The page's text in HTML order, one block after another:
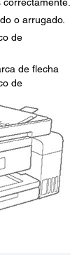
o arrugado.
de
de flecha
de